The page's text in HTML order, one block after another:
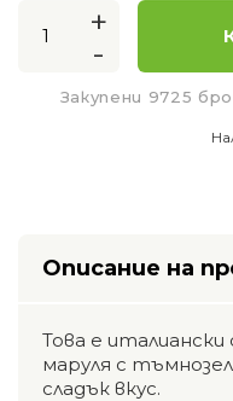
+
-
Закупени 9725
Описание на
Това е
маруля с
сладък вкус.